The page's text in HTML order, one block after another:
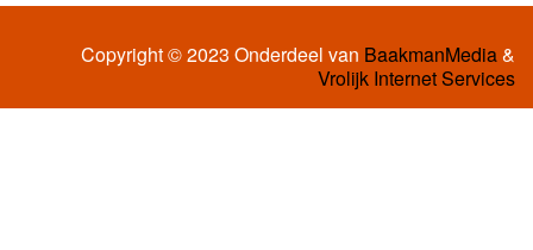
Copyright © 2023 Onderdeel van BaakmanMedia&
Vrolijk Internet Services